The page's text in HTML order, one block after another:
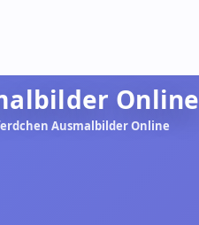
Online
Ausmalbilder Online